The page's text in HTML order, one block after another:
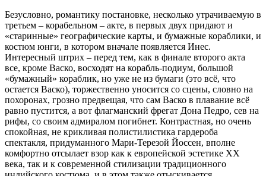
Безусловно, романтику постановке, несколько утрачиваемую в
третьем – корабельном – акте, в первых двух придают и
«старинные» географические карты, и бумажные кораблики, и
костюм юнги, в котором вначале появляется Инес.
Интересный штрих – перед тем, как в финале второго акта
все, кроме Васко, восходят на корабль-подиум, большой
«бумажный» кораблик, но уже не из бумаги (это всё, что
остается Васко), торжественно уносится со сцены, словно на
похоронах, грозно предвещая, что сам Васко в плавание всё
равно пустится, а вот флагманский фрегат Дона Педро, сев на
рифы, со своим адмиралом погибнет. Контрастная, но очень
спокойная, не крикливая полистилистика гардероба
спектакля, придуманного Мари-Терезой Йоссен, вполне
комфортно отсылает взор как к европейской эстетике XX
века, так и к современной стилизации традиционного